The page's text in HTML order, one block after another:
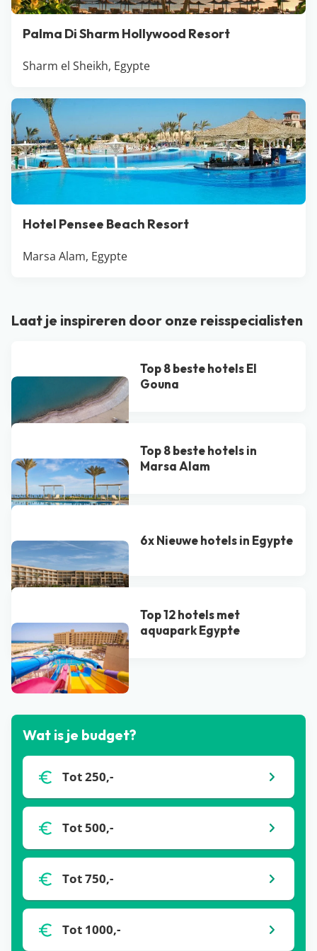
Palma Di Sharm Hollywood Resort
Sharm el Sheikh, Egypte
Hotel Pensee Beach Resort
Marsa Alam, Egypte
Laat je inspireren door onze reisspecialisten
Top 8 beste hotels El
Gouna
Top 8 beste hotels in
Marsa Alam
6x Nieuwe hotels in Egypte
Top 12 hotels met
aquapark Egypte
Bekijk alle blogs
Wat is je budget?
Tot 250,-
Tot 500,-
Tot 750,-
Tot 1000,-